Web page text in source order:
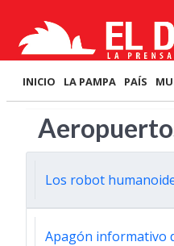
INICIO LA PAMPA PAÍS
Los robot
Apagón informativo